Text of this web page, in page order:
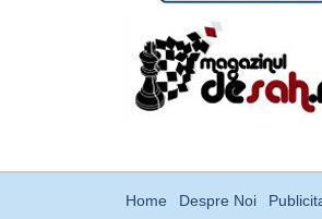
Home Despre Noi